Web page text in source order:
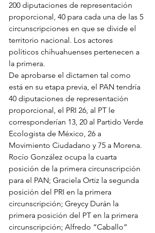
200 diputaciones de representación
proporcional, 40 para cada una de las 5
circunscripciones en que se divide el
territorio nacional. Los actores
políticos chihuahuenses pertenecen a
la primera.
De aprobarse el dictamen tal como
está en su etapa previa, el PAN tendría
40 diputaciones de representación
proporcional, el PRI 26, al PT le
corresponderían 13, 20 al Partido Verde
Ecologista de México, 26 a
Movimiento Ciudadano y 75 a Morena.
Rocío González ocupa la cuarta
posición de la primera circunscripción
para el PAN; Graciela Ortiz la segunda
posición del PRI en la primera
circunscripción; Greycy Durán la
primera posición del PT en la primera
circunscripción; Alfredo “Caballo”